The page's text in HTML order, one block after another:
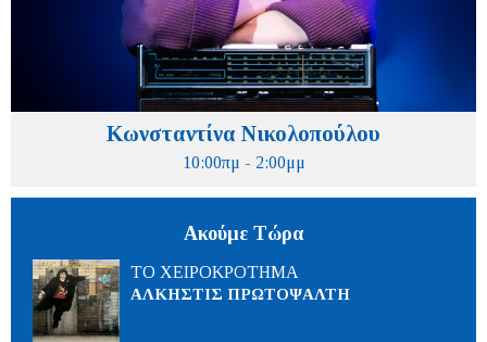
Κωνσταντίνα Νικολοπούλου
10:00πμ - 2:00μμ
Ακούμε Τώρα
ΤΟ ΧΕΙΡΟΚΡΟΤΗΜΑ
ΑΛΚΗΣΤΙΣ ΠΡΩΤΟΨΑΛΤΗ